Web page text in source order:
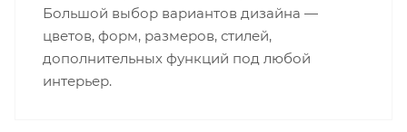
Большой выбор вариантов дизайна —
цветов, форм, размеров, стилей,
дополнительных функций под любой
интерьер.